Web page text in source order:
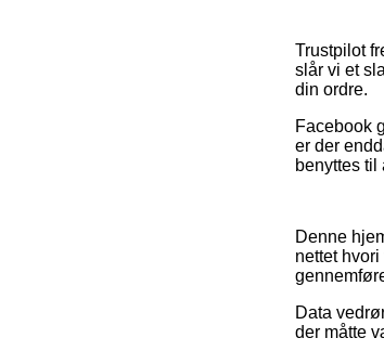
Trustpilot
slår vi et
din ordre.
Facebook
er der
benyttes til
Denne
nettet
Data
der måtte